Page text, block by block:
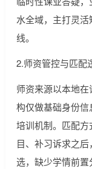
水全域，主打灵
线。
2.师资管控与匹配
师资来源以本地
构仅做基础身份
培训机制。匹配
目、补习诉求之
选，缺少学情前